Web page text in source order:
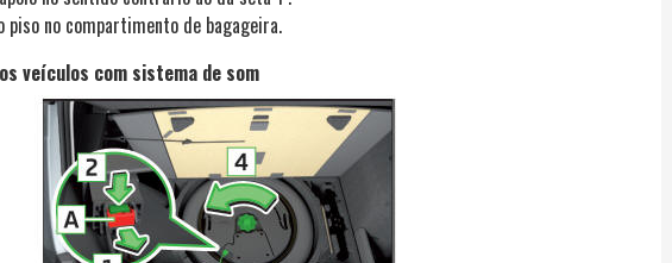
piso no compartimento de bagageira.
veículos com sistema de som